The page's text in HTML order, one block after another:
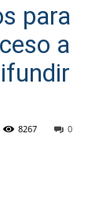
para
a
0
8267